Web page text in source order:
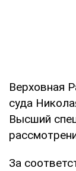
Верховная
суда
Высший
За